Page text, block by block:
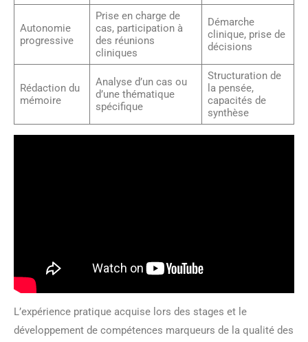
Autonomie
progressive
Prise en charge de
cas, participation à
des réunions
cliniques
Démarche
clinique, prise de
décisions
Rédaction du
mémoire
Analyse d’un cas ou
d’une thématique
spécifique
Structuration de
la pensée,
capacités de
synthèse
L’expérience pratique acquise lors des stages et le
développement de compétences marqueurs de la qualité des